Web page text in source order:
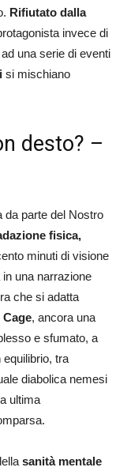
Rifiutato dalla
invece di
una serie di eventi
si mischiano
desto? –
da parte del Nostro
fisica,
minuti di visione
una narrazione
che si adatta
Cage, ancora una
e sfumato, a
equilibrio, tra
diabolica nemesi
ultima
sanità mentale